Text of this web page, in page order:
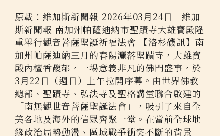
原載：維加斯新聞報 2026年03月24日 維加
斯新聞報 南加州帕薩迪納市聖蹟寺大雄寶殿隆
重舉行觀音菩薩聖誕祈福法會 【洛杉磯訊】南
加州帕薩迪納三月的春陽灑落聖蹟寺，大雄寶
殿內檀香馥郁，一場意義非凡的佛門盛事，於
3月22日（週日）上午拉開序幕。由世界佛教
總部、聖蹟寺、弘法寺及聖格講堂聯合啟建的
「南無觀世音菩薩聖誕法會」，吸引了來自全
美各地及海外的信眾齊聚一堂。在當前全球地
緣政治局勢動盪、區域戰爭衝突不斷的背景